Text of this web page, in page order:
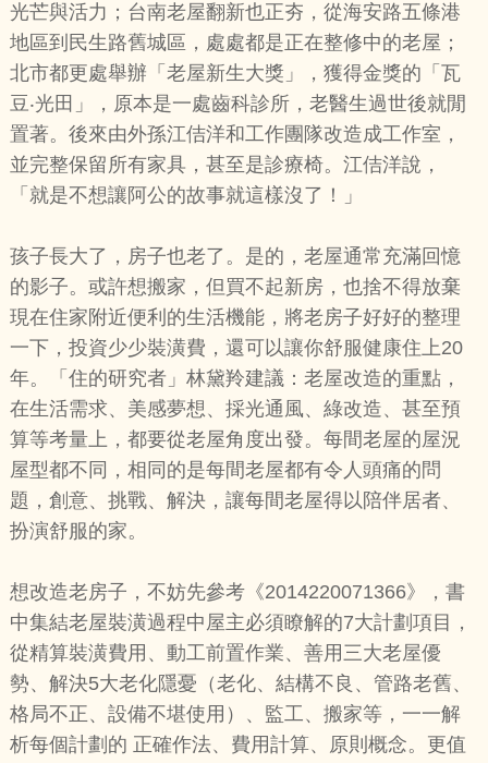
光芒與活力；台南老屋翻新也正夯，從海安路五條港
地區到民生路舊城區，處處都是正在整修中的老屋；
北市都更處舉辦「老屋新生大獎」，獲得金獎的「瓦
豆‧光田」，原本是一處齒科診所，老醫生過世後就閒
置著。後來由外孫江佶洋和工作團隊改造成工作室，
並完整保留所有家具，甚至是診療椅。江佶洋說，
「就是不想讓阿公的故事就這樣沒了！」
孩子長大了，房子也老了。是的，老屋通常充滿回憶
的影子。或許想搬家，但買不起新房，也捨不得放棄
現在住家附近便利的生活機能，將老房子好好的整理
一下，投資少少裝潢費，還可以讓你舒服健康住上20
年。「住的研究者」林黛羚建議：老屋改造的重點，
在生活需求、美感夢想、採光通風、綠改造、甚至預
算等考量上，都要從老屋角度出發。每間老屋的屋況
屋型都不同，相同的是每間老屋都有令人頭痛的問
題，創意、挑戰、解決，讓每間老屋得以陪伴居者、
扮演舒服的家。
想改造老房子，不妨先參考《2014220071366》，書
中集結老屋裝潢過程中屋主必須瞭解的7大計劃項目，
從精算裝潢費用、動工前置作業、善用三大老屋優
勢、解決5大老化隱憂（老化、結構不良、管路老舊、
格局不正、設備不堪使用）、監工、搬家等，一一解
析每個計劃的 正確作法、費用計算、原則概念。更值